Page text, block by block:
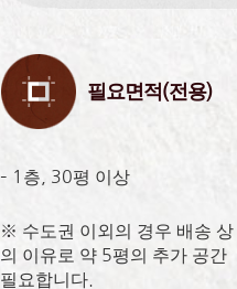
필요면적(전용)
– 1층, 30평 이상
※ 수도권 이외의 경우 배송 상
의 이유로 약 5평의 추가 공간
필요합니다.